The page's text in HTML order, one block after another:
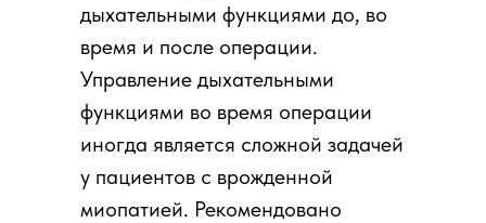
дыхательными функциями до, во
время и после операции.
Управление дыхательными
функциями во время операции
иногда является сложной задачей
у пациентов с врожденной
миопатией. Рекомендовано